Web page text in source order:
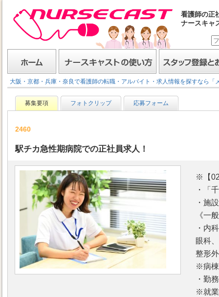
看護師の正
ナースキャ
ホーム ナースキャストの使い方 スタッフ登録とお仕
大阪・京都・兵庫・奈良で看護師の転職・アルバイト・求人情報を探すなら「
募集要項 フォトクリップ 応募フォーム
2460
駅チカ急性期病院での正社員求人！
※【
・「
・施
《一
・内
眼科、
整形
※病棟
・勤
※就業